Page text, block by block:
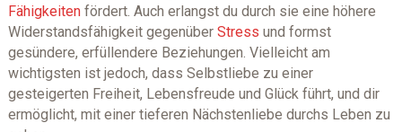
Fähigkeitenfördert. Auch erlangst du durch sie eine höhere
Widerstandsfähigkeit gegenüber Stress und formst
gesündere, erfüllendere Beziehungen. Vielleicht am
wichtigsten ist jedoch, dass Selbstliebe zu einer
gesteigerten Freiheit, Lebensfreude und Glück führt, und dir
ermöglicht, mit einer tieferen Nächstenliebe durchs Leben zu